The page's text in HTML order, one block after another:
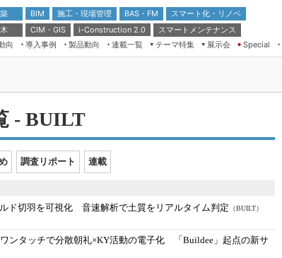
BIM 施工・現場管理 BAS・FM
スマート化・リノベ
CIM・GIS i-Construction 2.0
スマートメンテナンス
向
導入事例 製品動向 連載一覧
テーマ特集
ムチェンジ” Ver.2.0
脱3Kから新3Kへ導く建設×IT
“Society5.0”時代のスマートビル
VR／ARが描くモノづくりのミライ
展示会
第8回 国際 建設・測量展
第10回 JAPAN BUILD TOKYO－建
築・土木・不動産の先端技術展－
Japan Drone 2023
日本 ものづくりワールド 2020
メンテナンス・レジリエンスTOKYO
2019
Special
- BUILT
調査リポート 連載
ド切羽を可視化 音速解析で土質をリアルタイム判定 （BUILT）
ワンタッチで分散朝礼×KY活動の電子化 「Buildee」起点の新サ